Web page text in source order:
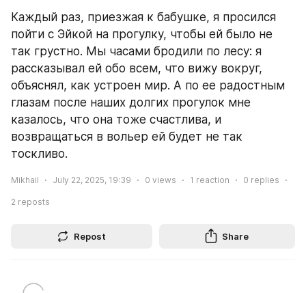
Каждый раз, приезжая к бабушке, я просился
пойти с Эйкой на прогулку, чтобы ей было не
так грустно. Мы часами бродили по лесу: я
рассказывал ей обо всем, что вижу вокруг,
объяснял, как устроен мир. А по ее радостным
глазам после наших долгих прогулок мне
казалось, что она тоже счастлива, и
возвращаться в вольер ей будет не так
тоскливо.
Mikhail July 22, 2025, 19:39 0 views 1 reaction 0 replies
2 reposts
Repost Share